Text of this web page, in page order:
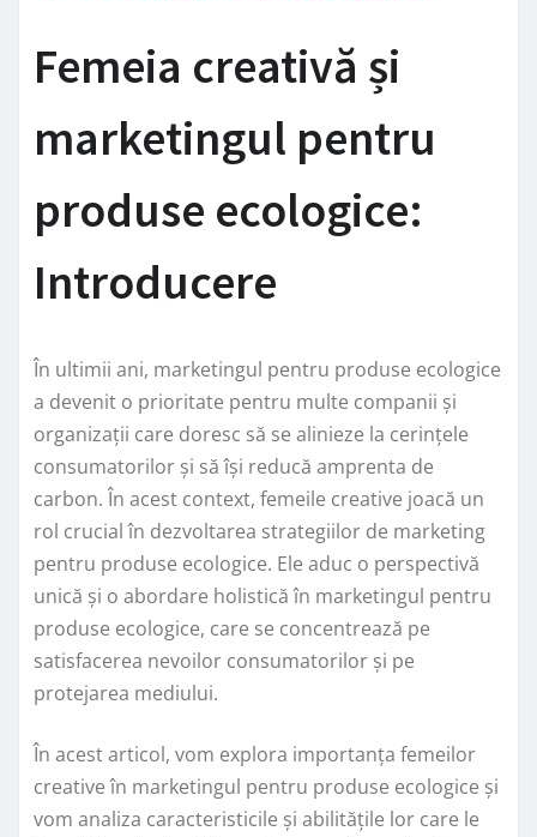
Femeia creativă și
marketingul pentru
produse ecologice:
Introducere
În ultimii ani, marketingul pentru produse ecologice
a devenit o prioritate pentru multe companii și
organizații care doresc să se alinieze la cerințele
consumatorilor și să își reducă amprenta de
carbon. În acest context, femeile creative joacă un
rol crucial în dezvoltarea strategiilor de marketing
pentru produse ecologice. Ele aduc o perspectivă
unică și o abordare holistică în marketingul pentru
produse ecologice, care se concentrează pe
satisfacerea nevoilor consumatorilor și pe
protejarea mediului.
În acest articol, vom explora importanța femeilor
creative în marketingul pentru produse ecologice și
vom analiza caracteristicile și abilitățile lor care le